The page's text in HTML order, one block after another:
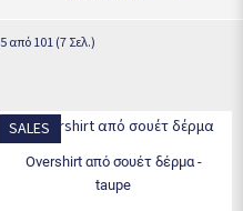
από 101 (7 Σελ.)
SALES
overshirt από σουέτ δέρμα -
taupe